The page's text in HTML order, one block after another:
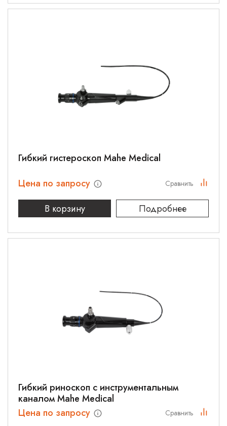
Гибкий гистероскоп Mahe Medical
Цена по запросу
В корзину
Подробнее
Сравнить
Гибкий риноскоп с инструментальным
каналом Mahe Medical
Цена по запросу
Сравнить